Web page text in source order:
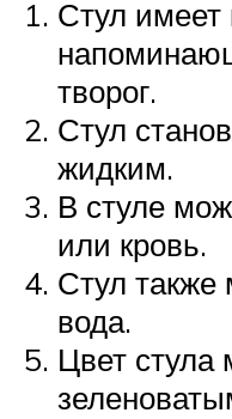
Стул имеет
творог.
Стул
жидким.
В стуле
или кровь.
Стул также
вода.
Цвет стула